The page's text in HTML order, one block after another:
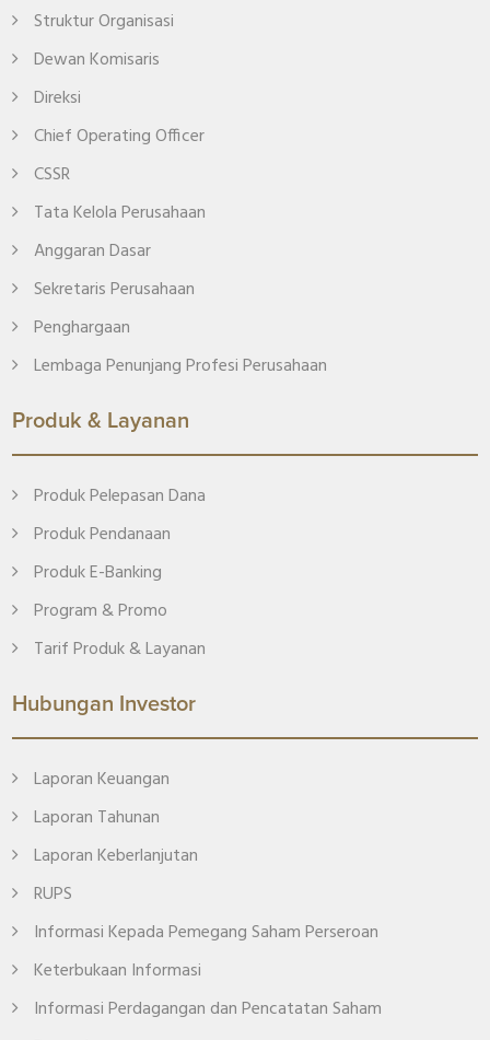
Struktur Organisasi
Dewan Komisaris
Direksi
Chief Operating Officer
CSSR
Tata Kelola Perusahaan
Anggaran Dasar
Sekretaris Perusahaan
Penghargaan
Lembaga Penunjang Profesi Perusahaan
Produk & Layanan
Produk Pelepasan Dana
Produk Pendanaan
Produk E-Banking
Program & Promo
Tarif Produk & Layanan
Hubungan Investor
Laporan Keuangan
Laporan Tahunan
Laporan Keberlanjutan
RUPS
Informasi Kepada Pemegang Saham Perseroan
Keterbukaan Informasi
Informasi Perdagangan dan Pencatatan Saham